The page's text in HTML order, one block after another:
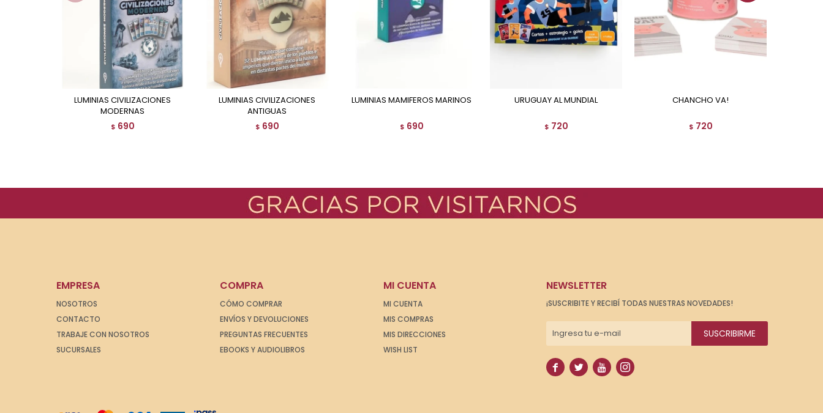
LUMINIAS CIVILIZACIONES
MODERNAS
$ 690
LUMINIAS CIVILIZACIONES
ANTIGUAS
$ 690
LUMINIAS MAMIFEROS MARINOS
$ 690
URUGUAY AL MUNDIAL
$ 720
CHANCHO VA!
$ 720
EMPRESA
NOSOTROS
CONTACTO
TRABAJE CON NOSOTROS
SUCURSALES
COMPRA
CÓMO COMPRAR
ENVÍOS Y DEVOLUCIONES
PREGUNTAS FRECUENTES
EBOOKS Y AUDIOLIBROS
MI CUENTA
MI CUENTA
MIS COMPRAS
MIS DIRECCIONES
WISH LIST
NEWSLETTER
¡SUSCRIBITE Y RECIBÍ TODAS NUESTRAS NOVEDADES!
SUSCRIBIRME
   